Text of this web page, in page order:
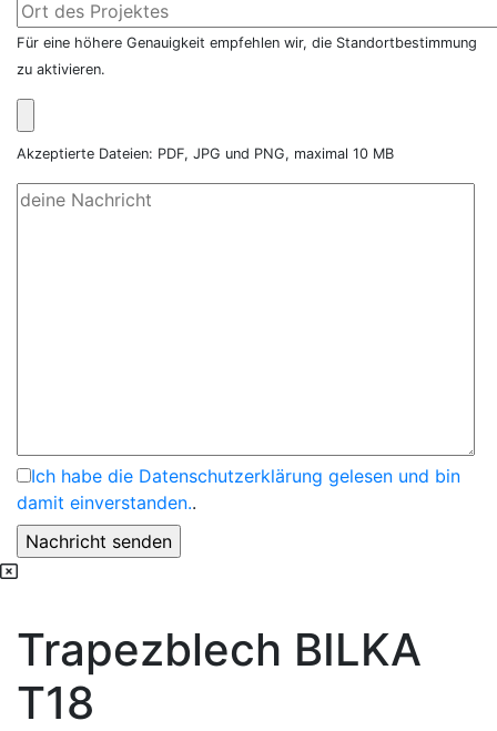
Für eine höhere Genauigkeit empfehlen wir, die Standortbestimmung
zu aktivieren.
Akzeptierte Dateien: PDF, JPG und PNG, maximal 10 MB
Ich habe die Datenschutzerklärung gelesen und bin
damit einverstanden..
Trapezblech BILKA
T18